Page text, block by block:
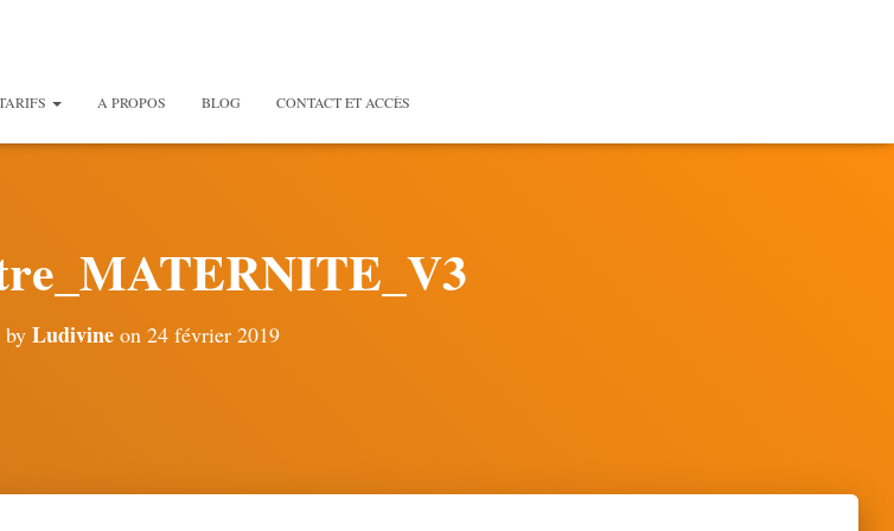
A PROPOS BLOG CONTACT ET ACCÈS
by Ludivineon 24 février 2019